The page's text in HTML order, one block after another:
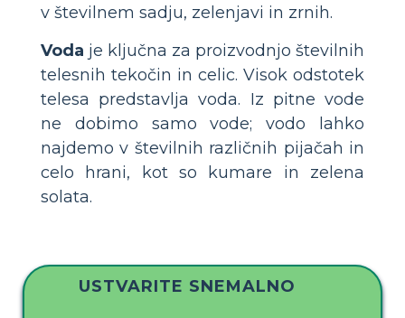
v številnem sadju, zelenjavi in zrnih.
Voda je ključna za proizvodnjo številnih
telesnih tekočin in celic. Visok odstotek
telesa predstavlja voda. Iz pitne vode
ne dobimo samo vode; vodo lahko
najdemo v številnih različnih pijačah in
celo hrani, kot so kumare in zelena
solata.
USTVARITE SNEMALNO